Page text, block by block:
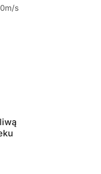
0m/s